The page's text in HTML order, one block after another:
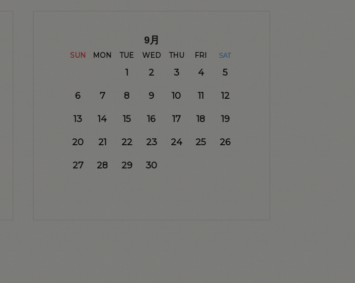
9月
SUN MON TUE WED THU FRI SAT
1 2 3 4 5
6 7 8 9 10 11 12
13 14 15 16 17 18 19
20 21 22 23 24 25 26
27 28 29 30